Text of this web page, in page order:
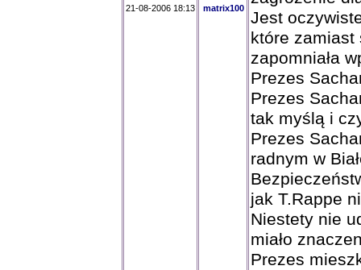
21-08-2006 18:13 matrix100
Jest
które zamiast
zapomniała
Prezes
Prezes
tak myślą i
Prezes
radnym w
jak T.Rappe
Niestety nie
miało
Prezes